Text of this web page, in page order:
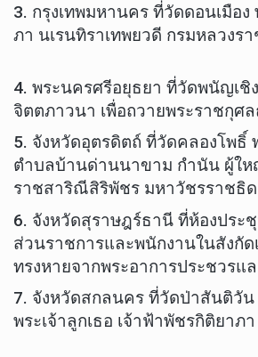
3. กรุงเทพมหานคร ที่วัดดอนเมือ
ภา นเรนทิราเทพยวดี กรมหลวง
4. พระนครศรีอยุธยา ที่วัดพนัญเชิ
จิตตภาวนา เพื่อถวายพระราชกุศ
5. จังหวัดอุตรดิตถ์ ที่วัดคลองโพ
ตำบลบ้านด่านนาขาม กำนัน ผู้ให
ราชสาริณีสิริพัชร มหาวัชรราชธิด
6. จังหวัดสุราษฎร์ธานี ที่ห้องประ
ส่วนราชการและพนักงานในสังกั
ทรงหายจากพระอาการประชวร
7. จังหวัดสกลนคร ที่วัดป่าสันติวั
พระเจ้าลูกเธอ เจ้าฟ้าพัชรกิติยา